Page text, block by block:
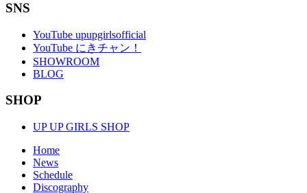
SNS
YouTube upupgirlsofficial
YouTube にきチャン！
SHOWROOM
BLOG
SHOP
UP UP GIRLS SHOP
Home
News
Schedule
Discography